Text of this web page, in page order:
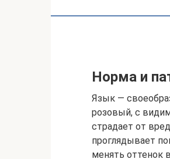
Норма и
Язык —
розовый, с
страдает от
проглядывает
менять оттенок